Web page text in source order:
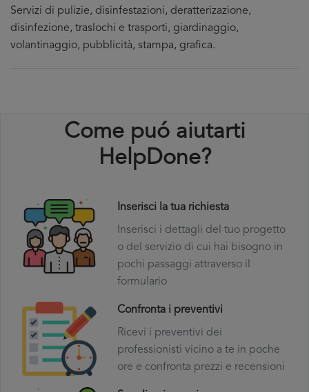
Servizi di pulizie, disinfestazioni, deratterizazione,
disinfezione, traslochi e trasporti, giardinaggio,
volantinaggio, pubblicità, stampa, grafica.
Come puó aiutarti
HelpDone?
Inserisci la tua richiesta
Inserisci i dettagli del tuo progetto
o del servizio di cui hai bisogno in
pochi passaggi attraverso il
formulario
Confronta i preventivi
Ricevi i preventivi dei
professionisti vicino a te in poche
ore e confronta prezzi e recensioni